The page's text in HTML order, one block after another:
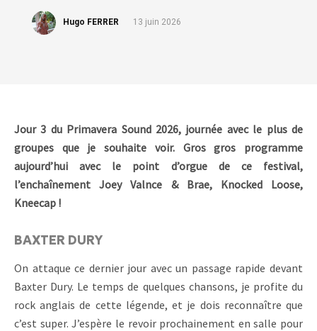
Hugo FERRER 13 juin 2026
Jour 3 du Primavera Sound 2026, journée avec le plus de
groupes que je souhaite voir. Gros gros programme
aujourd’hui avec le point d’orgue de ce festival,
l’enchaînement Joey Valnce & Brae, Knocked Loose,
Kneecap !
BAXTER DURY
On attaque ce dernier jour avec un passage rapide devant
Baxter Dury. Le temps de quelques chansons, je profite du
rock anglais de cette légende, et je dois reconnaître que
c’est super. J’espère le revoir prochainement en salle pour